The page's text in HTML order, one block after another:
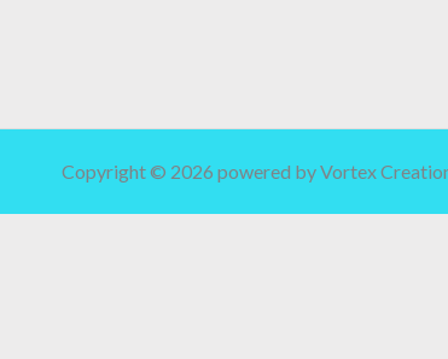
Copyright © 2026 powered by Vortex